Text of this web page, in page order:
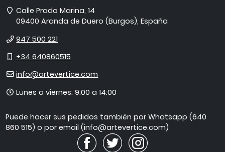
Dirección
Calle Prado Marina, 14
09400 Aranda de Duero (Burgos),España
Teléfono
947 500 221
Móvil
+34 640860515
E-
info@artevertice.com
Horario
atención
Lunes a viernes: 9:00 a 14:00
Puede hacer sus pedidos también por Whatsapp (640
860 515) o por email (info@artevertice.com)